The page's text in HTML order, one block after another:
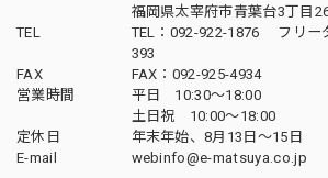
この度は当店をご利用頂き、誠
ます。素材にもこだわりを持っ
ます。何かお気付きの点がござ
りとお申し付けください。どう
申し上げます。
福岡県太宰府市青葉台3丁目
TEL
TEL：092-922-1876 フリー
393
FAX
FAX：092-925-4934
営業時間
平日 10:30～18:00
土日祝 10:00～18:00
定休日
年末年始、8月13日〜15日
E-mail
webinfo@e-matsuya.co.jp